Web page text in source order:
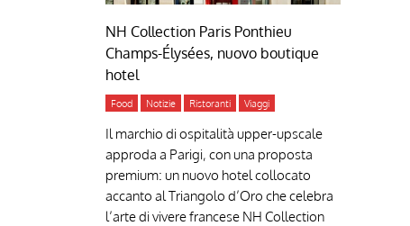
NH Collection Paris Ponthieu
Champs-Élysées, nuovo boutique
hotel
Food Notizie Ristoranti Viaggi
Il marchio di ospitalità upper-upscale
approda a Parigi, con una proposta
premium: un nuovo hotel collocato
accanto al Triangolo d’Oro che celebra
l’arte di vivere francese NH Collection